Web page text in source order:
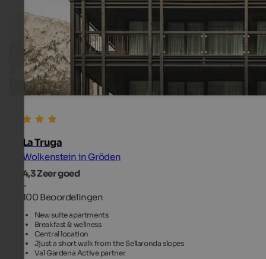
La Truga
Wolkenstein in Gröden
4,3Zeer goed
-
100 Beoordelingen
New suite apartments
Breakfast & wellness
Central location
Jjust a short walk from the Sellaronda slopes
Val Gardena Active partner